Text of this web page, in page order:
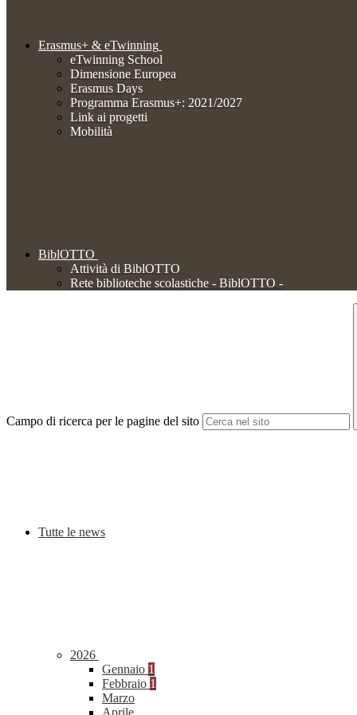
Erasmus+ & eTwinning
eTwinning School
Dimensione Europea
Erasmus Days
Programma Erasmus+: 2021/2027
Link ai progetti
Mobilità
BiblOTTO
Attività di BiblOTTO
Rete biblioteche scolastiche - BiblOTTO -
Campo di ricerca per le pagine del sito
Tutte le news
2026
Gennaio 1
Febbraio 1
Marzo